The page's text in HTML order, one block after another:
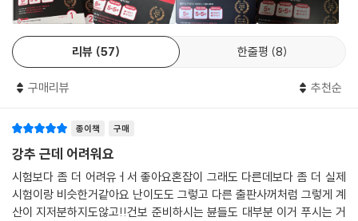
리뷰 57 한줄평 8
구매리뷰 추천순
종이책 구매
강추 근데 어려워요
시험보다 좀 더 어려유ㅓ서 좋아요혼잡이 그래도 다른데보다 좀 더 실제
시험이랑 비슷한거같아요 난이도도 그렇고 다른 출판사꺼처럼 그렇게 계
산이 지저분하지도않고!!건보 준비하시는 뷴들도 대부분 이거 푸시는 거